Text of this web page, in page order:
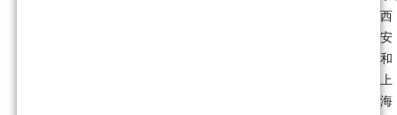
西
安
和
上
海